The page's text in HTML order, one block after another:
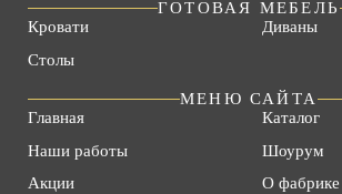
ГОТОВАЯ МЕБЕЛЬ
Кровати
Диваны
Столы
МЕНЮ САЙТА
Главная
Каталог
Наши работы
Шоурум
Акции
О фабрике